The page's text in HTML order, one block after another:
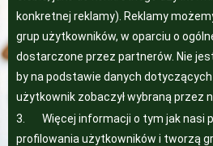
konkretnej reklamy). Reklamy
grup użytkowników, w oparciu o
dostarczone przez partnerów. Nie
by na podstawie danych
użytkownik zobaczył wybraną przez
3. Więcej informacji o tym jak nasi
profilowania użytkowników i tworzą